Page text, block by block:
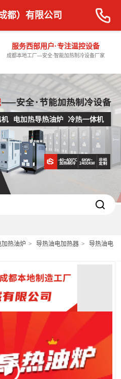
服务西部用户·专注温控设备
成都本地工厂—安全·智能加热制冷设备厂家
都）有限公司
加热油炉 导热油电加热器
导热油电